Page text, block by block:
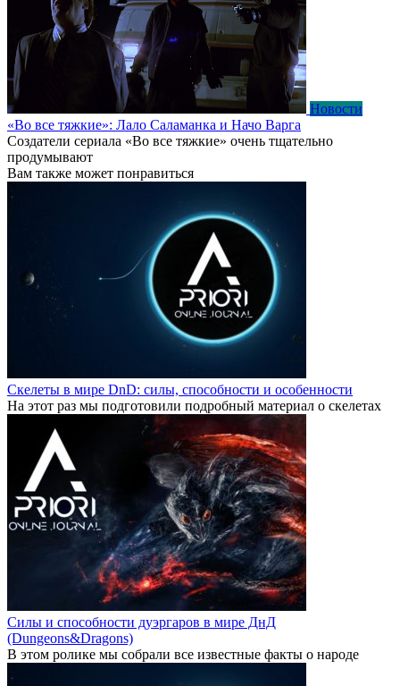
Новости
«Во все тяжкие»: Лало Саламанка и Начо Варга
Создатели сериала «Во все тяжкие» очень тщательно
продумывают
Вам также может понравиться
Скелеты в мире DnD: силы, способности и особенности
На этот раз мы подготовили подробный материал о скелетах
Силы и способности дуэргаров в мире ДнД
(Dungeons&Dragons)
В этом ролике мы собрали все известные факты о народе